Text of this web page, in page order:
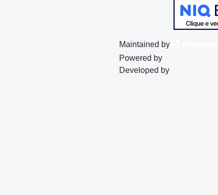
Maintained by
Powered by
Developed by